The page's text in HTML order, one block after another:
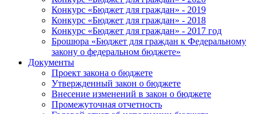
Конкурс «Бюджет для граждан» - 2019
Конкурс «Бюджет для граждан» - 2018
Конкурс «Бюджет для граждан» - 2017 год
Брошюра «Бюджет для граждан к Федеральному
закону о федеральном бюджете»
Документы
Проект закона о бюджете
Утвержденный закон о бюджете
Внесение изменений в закон о бюджете
Промежуточная отчетность